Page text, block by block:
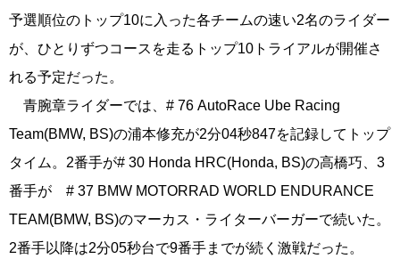
予選順位のトップ10に入った各チームの速い2名のライダー
が、ひとりずつコースを走るトップ10トライアルが開催さ
れる予定だった。
青腕章ライダーでは、# 76 AutoRace Ube Racing
Team(BMW, BS)の浦本修充が2分04秒847を記録してトップ
タイム。2番手が# 30 Honda HRC(Honda, BS)の高橋巧、3
番手が # 37 BMW MOTORRAD WORLD ENDURANCE
TEAM(BMW, BS)のマーカス・ライターバーガーで続いた。
2番手以降は2分05秒台で9番手までが続く激戦だった。